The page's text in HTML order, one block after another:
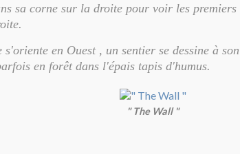
sa corne sur la droite pour voir les premiers
s'oriente en Ouest , un sentier se dessine à
en forêt dans l'épais tapis d'humus.
" The Wall "